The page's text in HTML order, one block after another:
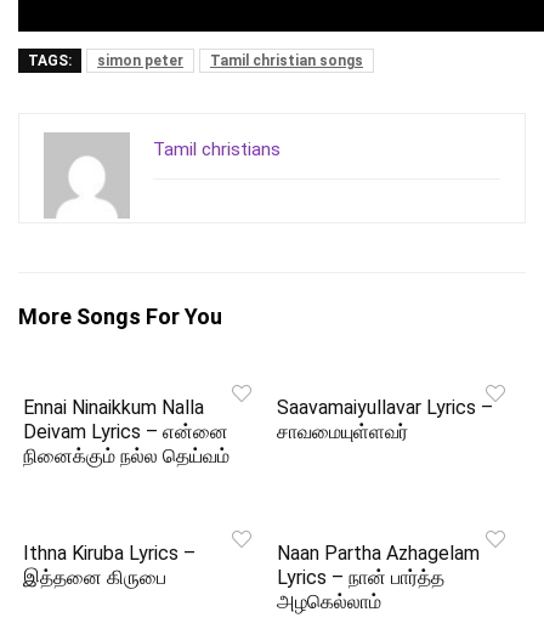
TAGS: simon peter Tamil christian songs
Tamil christians
More Songs For You
Ennai Ninaikkum Nalla
Deivam Lyrics – என்னை
நினைக்கும் நல்ல தெய்வம்
Saavamaiyullavar Lyrics –
சாவமையுள்ளவர்
Ithna Kiruba Lyrics –
இத்தனை கிருபை
Naan Partha Azhagelam
Lyrics – நான் பார்த்த
அழகெல்லாம்